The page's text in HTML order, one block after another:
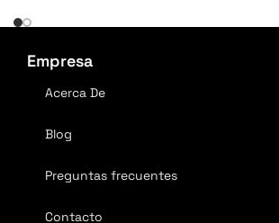
Empresa
Acerca De
Blog
Preguntas frecuentes
Contacto